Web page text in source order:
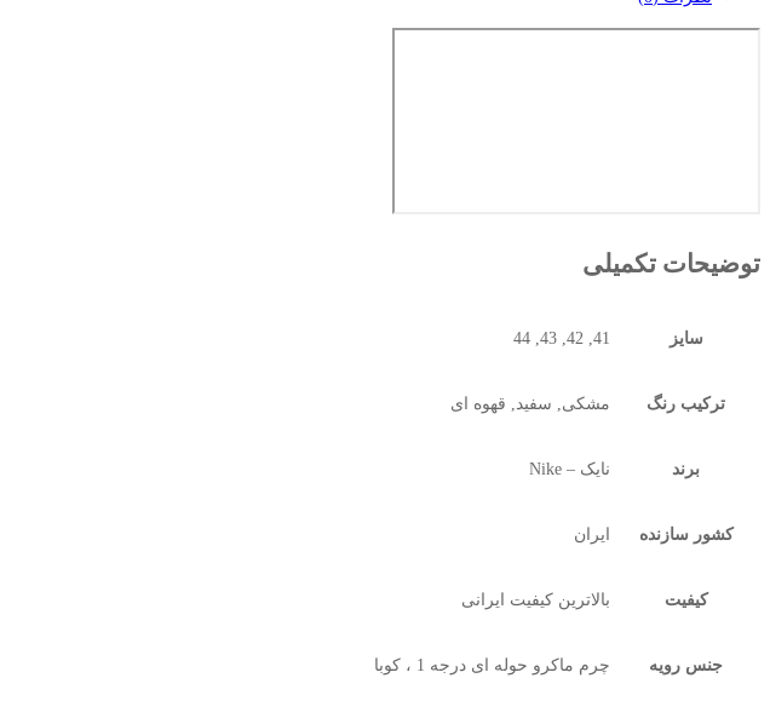
توضیحات تکمیلی
سایز 41, 42, 43, 44
ترکیب رنگ مشکی, سفید, قهوه ای
برند نایک – Nike
کشور سازنده ایران
کیفیت بالاترین کیفیت ایرانی
جنس رویه چرم ماکرو حوله ای درجه 1 ، کوبا